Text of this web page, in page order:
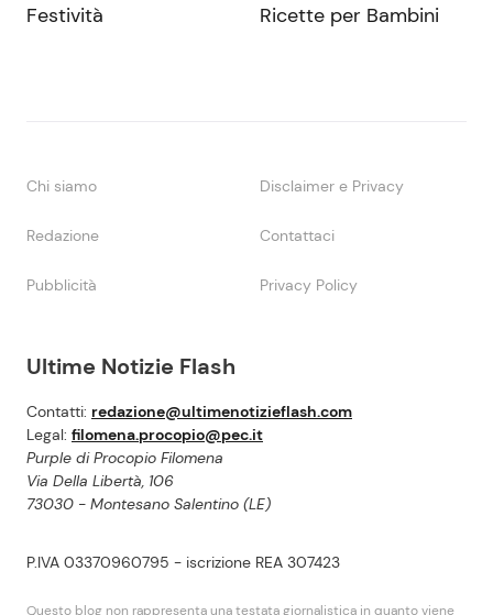
Ultime Notizie Flash
Contatti: redazione@ultimenotizieflash.com
Legal: filomena.procopio@pec.it
Purple di Procopio Filomena
Via Della Libertà, 106
73030 - Montesano Salentino (LE)
P.IVA 03370960795 - iscrizione REA 307423
Questo blog non rappresenta una testata giornalistica in quanto viene
Festività Ricette per Bambini
Chi siamo Disclaimer e Privacy
Redazione Contattaci
Pubblicità Privacy Policy